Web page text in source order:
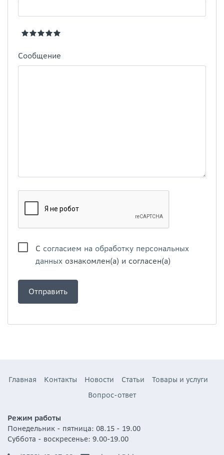
Сообщение
С согласием на обработку персональных
данных ознакомлен(а) и согласен(а)
Главная Контакты Новости Статьи
Товары и услуги
Вопрос-ответ
Режим работы
Понедельник - пятница: 08.15 - 19.00
Суббота - воскресенье: 9.00-19.00